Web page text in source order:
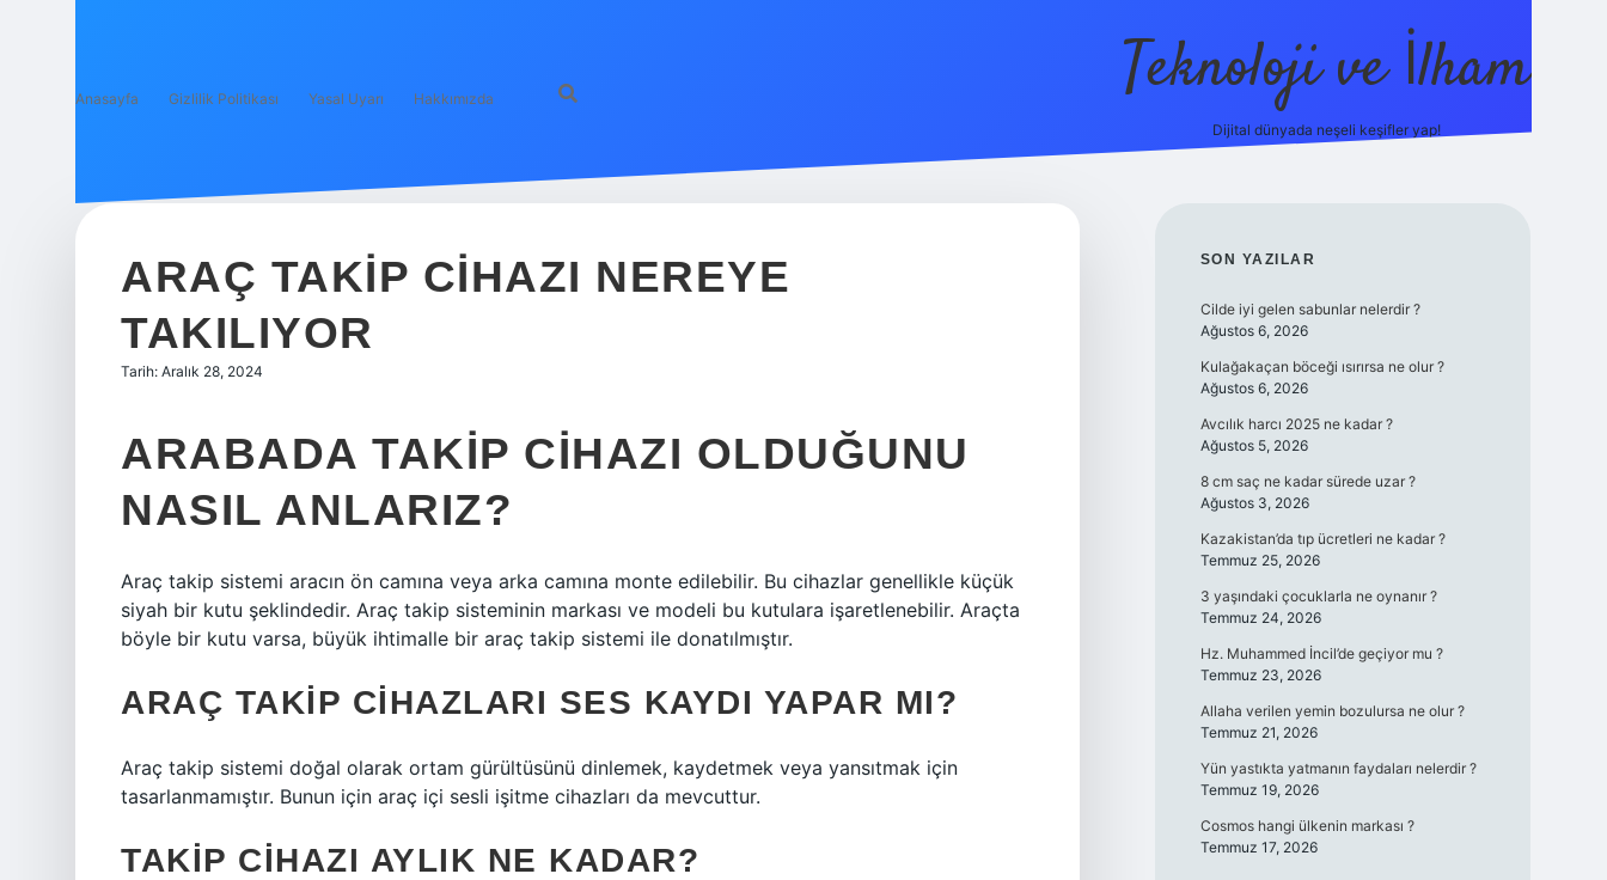
Anasayfa Gizlilik Politikası Yasal Uyarı Hakkımızda Teknoloji ve İlham
Dijital dünyada neşeli keşifler yap!
ARAÇ TAKIP CIHAZI NEREYE
TAKILIYOR
Tarih: Aralık 28, 2024
ARABADA TAKIP CIHAZI OLDUĞUNU
NASIL ANLARIZ?
Araç takip sistemi aracın ön camına veya arka camına monte edilebilir. Bu cihazlar genellikle küçük
siyah bir kutu şeklindedir. Araç takip sisteminin markası ve modeli bu kutulara işaretlenebilir. Araçta
böyle bir kutu varsa, büyük ihtimalle bir araç takip sistemi ile donatılmıştır.
ARAÇ TAKIP CIHAZLARI SES KAYDI YAPAR MI?
Araç takip sistemi doğal olarak ortam gürültüsünü dinlemek, kaydetmek veya yansıtmak için
tasarlanmamıştır. Bunun için araç içi sesli işitme cihazları da mevcuttur.
TAKIP CIHAZI AYLIK NE KADAR?
SIDEBAR
SON YAZILAR
Cilde iyi gelen sabunlar nelerdir ?
Ağustos 6, 2026
Kulağakaçan böceği ısırırsa ne olur ?
Ağustos 6, 2026
Avcılık harcı 2025 ne kadar ?
Ağustos 5, 2026
8 cm saç ne kadar sürede uzar ?
Ağustos 3, 2026
Kazakistan’da tıp ücretleri ne kadar ?
Temmuz 25, 2026
3 yaşındaki çocuklarla ne oynanır ?
Temmuz 24, 2026
Hz. Muhammed İncil’de geçiyor mu ?
Temmuz 23, 2026
Allaha verilen yemin bozulursa ne olur ?
Temmuz 21, 2026
Yün yastıkta yatmanın faydaları nelerdir ?
Temmuz 19, 2026
Cosmos hangi ülkenin markası ?
Temmuz 17, 2026